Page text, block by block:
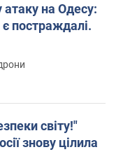
атаку на Одесу:
є постраждалі.
світу!"
знову цілила